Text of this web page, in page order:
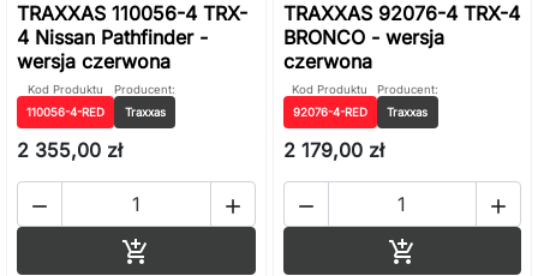
TRAXXAS 110056-4 TRX-
4 Nissan Pathfinder -
wersja czerwona
Kod Produktu
110056-4-RED
Producent:
Traxxas
2 355,00 zł
 

TRAXXAS 92076-4 TRX-4
BRONCO - wersja
czerwona
Kod Produktu
92076-4-RED
Producent:
Traxxas
2 179,00 zł
 
